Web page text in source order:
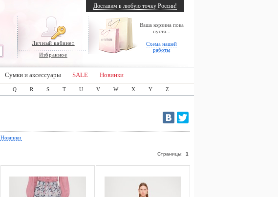
Личный кабинет
Избранное
Ваша корзина пока
пуста...
Схема нашей
работы
Доставим в любую точку России!
Сумки и аксессуары SALE Новинки
Q R S T U V W X Y Z
Новинки
Страницы: 1